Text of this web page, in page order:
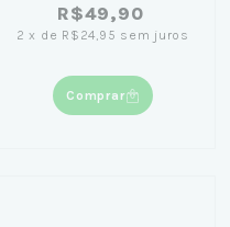
R$49,90
2 x de R$24,95 sem juros
Comprar